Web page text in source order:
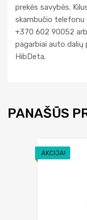
prekės savybės.
skambučio telefonu
+370 602 90052
pagarbiai auto dalių
HibDeta.
PANAŠŪS
AKCIJA!